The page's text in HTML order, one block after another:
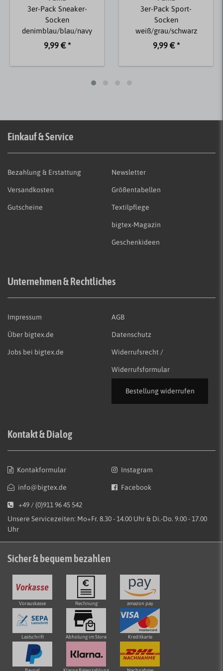
3er-Pack Sneaker-
Socken
denimblau/blau/navy
9,99 € *
3er-Pack Sport-
Socken
weiß/grau/schwarz
9,99 € *
Einkauf & Service
Bezahlung & Erstattung
Versandkosten
Gutscheine
Newsletter
Größentabellen
Textilpflege
bigtex-Magazin
Geschenkideen
Unternehmen & Rechtliches
Impressum
Über bigtex.de
Jobs bei bigtex.de
AGB
Datenschutz
Widerrufsrecht /
Widerrufsformular
Bestellung widerrufen
Kontakt & Dialog
Kontakformular
info@bigtex.de
Instagram
Facebook
+49 / (0)911 96 45 542
Unsere Servicezeiten: Mo+Fr. 8.30 - 14.00 Uhr & Di.-Do. 9.00 - 17.00
Uhr
Sicher & bequem bezahlen
Vorauskasse Rechnung amazon pay
Lastschrift Abholung im Store Kreditkarte